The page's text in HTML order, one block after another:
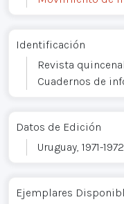
Identificación
Revista
Cuadernos de
Datos de Edición
Uruguay, 1971-1972.
Ejemplares